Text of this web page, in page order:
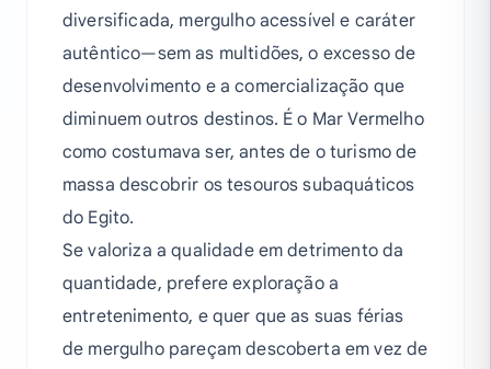
diversificada, mergulho acessível e caráter
autêntico—sem as multidões, o excesso de
desenvolvimento e a comercialização que
diminuem outros destinos. É o Mar Vermelho
como costumava ser, antes de o turismo de
massa descobrir os tesouros subaquáticos
do Egito.
Se valoriza a qualidade em detrimento da
quantidade, prefere exploração a
entretenimento, e quer que as suas férias
de mergulho pareçam descoberta em vez de